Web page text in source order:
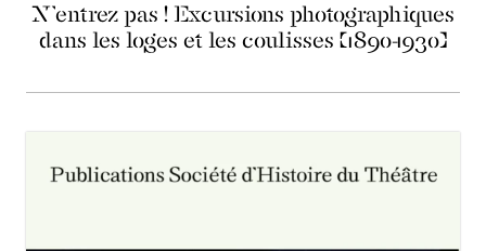
N’entrez pas ! Excursions photographiques
dans les loges et les coulisses (1890-1930)